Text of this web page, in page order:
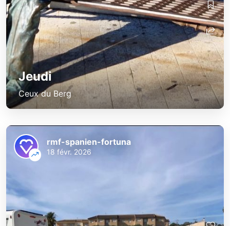
Jeudi
Ceux du Berg
rmf-spanien-fortuna
18 févr. 2026